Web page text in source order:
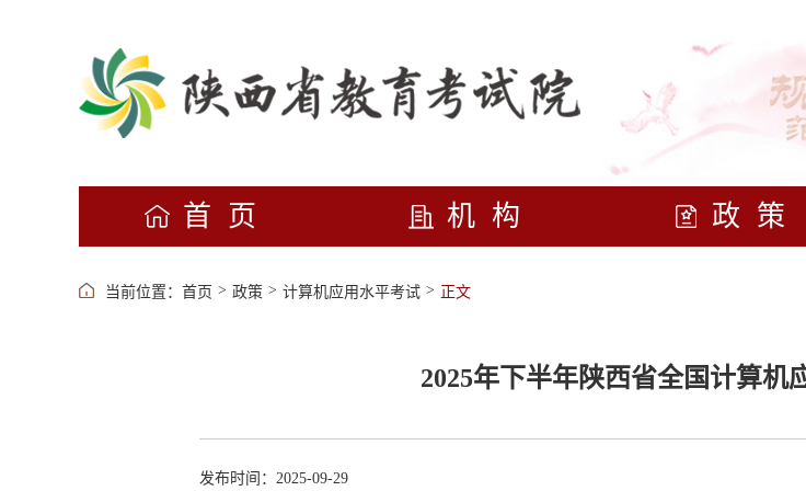
首页 机构 政策
当前位置： 首页 > 政策 > 计算机应用水平考试 > 正文
2025年下半年陕西省全国计算机
发布时间：2025-09-29